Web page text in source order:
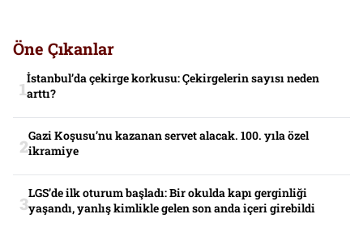
Öne Çıkanlar
İstanbul’da çekirge korkusu: Çekirgelerin sayısı neden
arttı?
Gazi Koşusu’nu kazanan servet alacak. 100. yıla özel
ikramiye
LGS’de ilk oturum başladı: Bir okulda kapı gerginliği
yaşandı, yanlış kimlikle gelen son anda içeri girebildi